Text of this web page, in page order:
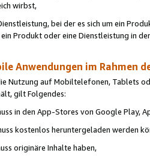
wirbst,
bei der es sich um ein
Produkt oder eine Dienstleistung in
Anwendungen im Rahmen
Nutzung auf Mobiltelefonen, Tablets
gilt Folgendes:
in den App-Stores von Google Play,
kostenlos heruntergeladen werden
originäre Inhalte haben,